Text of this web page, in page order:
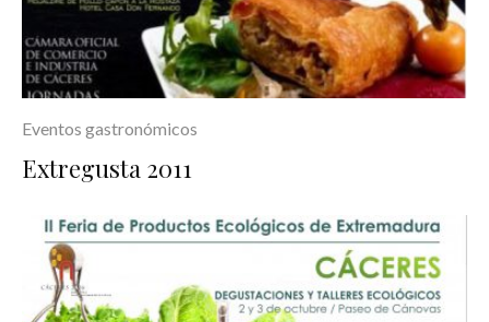
Eventos gastronómicos
Extregusta 2011